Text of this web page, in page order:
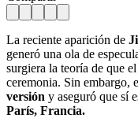
La reciente aparición de
generó una ola de
surgiera la teoría de que
ceremonia. Sin embargo,
versión y aseguró que sí
París, Francia.